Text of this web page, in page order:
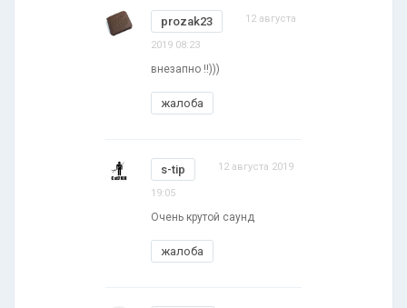
prozak23 12 августа
2019 08:23
внезапно !!)))
жалоба
s-tip 12 августа 2019
19:05
Очень крутой саунд
жалоба